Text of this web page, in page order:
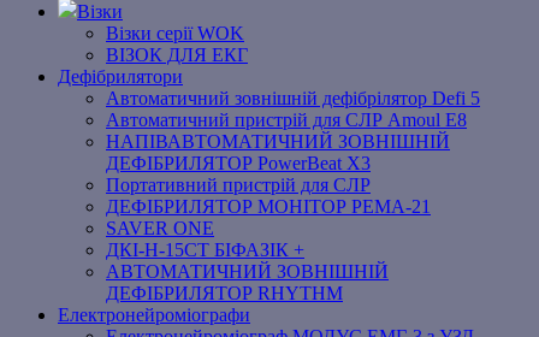
Візки
Візки серії WOK
ВІЗОК ДЛЯ ЕКГ
Дефібрилятори
Автоматичний зовнішній дефібрілятор Defi 5
Автоматичний пристрій для СЛР Amoul E8
НАПІВАВТОМАТИЧНИЙ ЗОВНІШНІЙ
ДЕФІБРИЛЯТОР PowerBeat X3
Портативний пристрій для СЛР
ДЕФІБРИЛЯТОР МОНІТОР РЕМА-21
SAVER ONE
ДКІ-Н-15СТ БІФАЗІК +
АВТОМАТИЧНИЙ ЗОВНІШНІЙ
ДЕФІБРИЛЯТОР RHYTHM
Електронейроміографи